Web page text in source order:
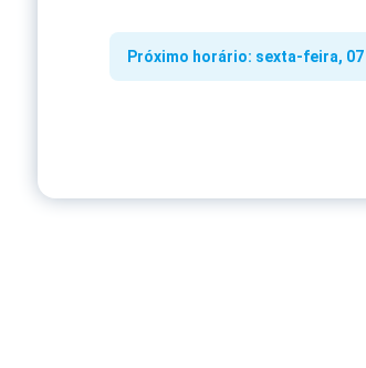
Próximo horário: sexta-feira,